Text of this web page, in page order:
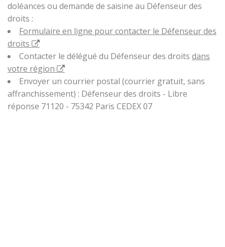
doléances ou demande de saisine au Défenseur des
droits :
Formulaire en ligne pour contacter le Défenseur des
droits
Contacter le délégué du Défenseur des droits dans
votre région
Envoyer un courrier postal (courrier gratuit, sans
affranchissement) : Défenseur des droits - Libre
réponse 71120 - 75342 Paris CEDEX 07